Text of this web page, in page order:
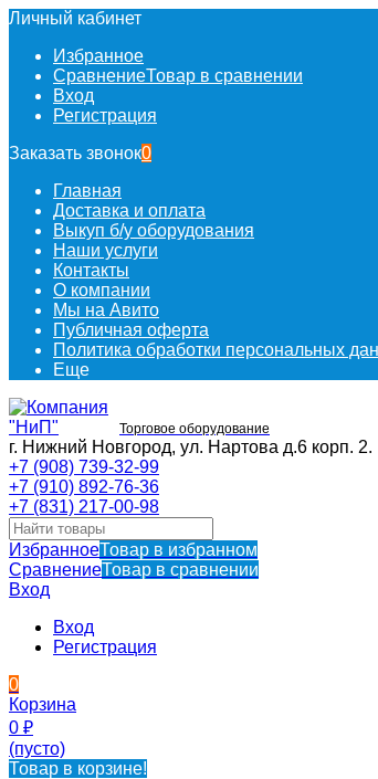
Личный кабинет
Избранное
СравнениеТовар в сравнении
Вход
Регистрация
Заказать звонок0
Главная
Доставка и оплата
Выкуп б/у оборудования
Наши услуги
Контакты
О компании
Мы на Авито
Публичная оферта
Политика обработки персональных
Еще
Торговое оборудование
г. Нижний Новгород, ул. Нартова д.6 корп. 2.
+7 (908) 739-32-99
+7 (910) 892-76-36
+7 (831) 217-00-98
ИзбранноеТовар в избранном
СравнениеТовар в сравнении
Вход
Вход
Регистрация
0
Корзина
0 ₽
(пусто)
Товар в корзине!